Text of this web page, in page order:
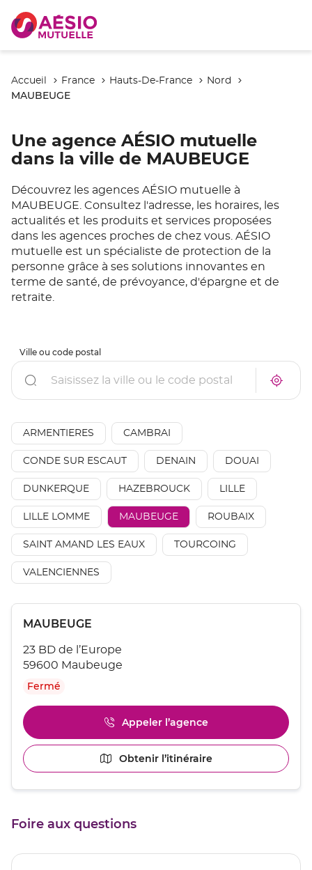
Accueil France Hauts-De-France Nord
MAUBEUGE
Une agence AÉSIO mutuelle
dans la ville de MAUBEUGE
Découvrez les agences AÉSIO mutuelle à
MAUBEUGE. Consultez l'adresse, les horaires, les
actualités et les produits et services proposées
dans les agences proches de chez vous. AÉSIO
mutuelle est un spécialiste de protection de la
personne grâce à ses solutions innovantes en
terme de santé, de prévoyance, d'épargne et de
retraite.
À
Ville ou code postal
Rechercher
un
de
vente
AÉSIO
mutuelle
ARMENTIERES CAMBRAI
CONDE SUR ESCAUT DENAIN DOUAI
DUNKERQUE HAZEBROUCK LILLE
LILLE LOMME MAUBEUGE ROUBAIX
SAINT AMAND LES EAUX TOURCOING
VALENCIENNES
sur
touche
ENTRÉE
obtenir
plus
amples
informations
[ECHAP
pour
Point
vente
:
MAUBEUGE
23 BD de l’Europe
59600 Maubeuge
Fermé
Appeler l’agence
Afficher
le
numéro
de
du
Obtenir l’itinéraire
jusqu'au
de
Foire aux questions